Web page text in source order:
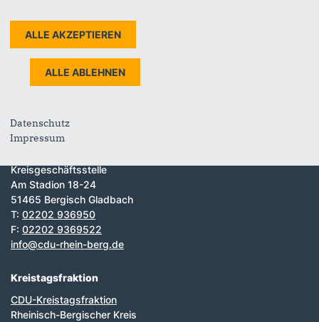
Fußbereich
Kreispartei
Kreisgeschäftsstelle
Am Stadion 18-24
51465 Bergisch Gladbach
T: 02202 936950
F: 02202 9369522
info@cdu-rhein-berg.de
Kreistagsfraktion
CDU-Kreistagsfraktion
Rheinisch-Bergischer Kreis
Datenschutz
Impressum